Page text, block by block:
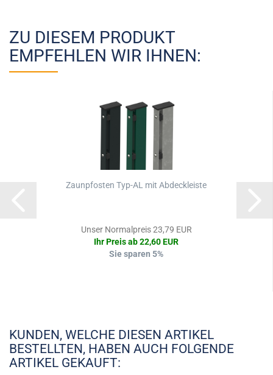
ZU DIESEM PRODUKT
EMPFEHLEN WIR IHNEN:
Zaunpfosten Typ-AL mit Abdeckleiste
Unser Normalpreis 23,79 EUR
Ihr Preis ab 22,60 EUR
Sie sparen 5%
KUNDEN, WELCHE DIESEN ARTIKEL
BESTELLTEN, HABEN AUCH FOLGENDE
ARTIKEL GEKAUFT: